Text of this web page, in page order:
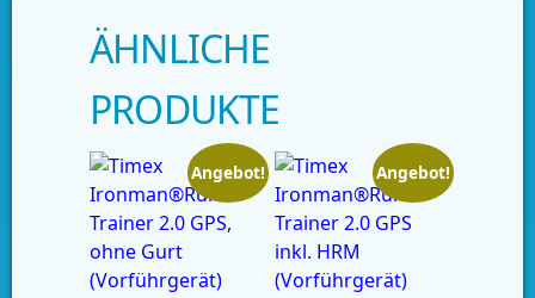
ÄHNLICHE
PRODUKTE
Angebot! Angebot!